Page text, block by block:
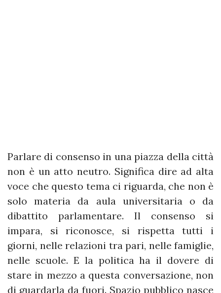
Parlare di consenso in una piazza della città
non è un atto neutro. Significa dire ad alta
voce che questo tema ci riguarda, che non è
solo materia da aula universitaria o da
dibattito parlamentare. Il consenso si
impara, si riconosce, si rispetta tutti i
giorni, nelle relazioni tra pari, nelle famiglie,
nelle scuole. E la politica ha il dovere di
stare in mezzo a questa conversazione, non
di guardarla da fuori. Spazio pubblico nasce